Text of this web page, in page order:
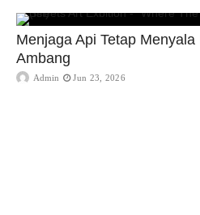
Menjaga Api Tetap
Ambang
Admin Jun 23, 2026